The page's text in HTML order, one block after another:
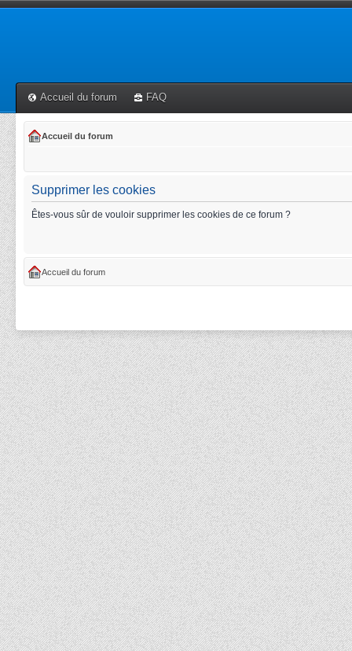
Accueil du forum FAQ
Accueil du forum
Supprimer les cookies
Êtes-vous sûr de vouloir supprimer les cookies de ce forum ?
Accueil du forum